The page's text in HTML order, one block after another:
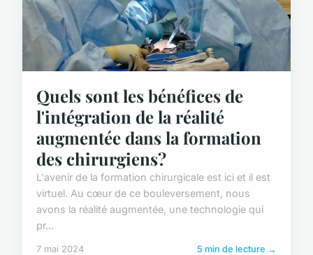
Quels sont les bénéfices de
l'intégration de la réalité
augmentée dans la formation
des chirurgiens?
L'avenir de la formation chirurgicale est ici et il est
virtuel. Au cœur de ce bouleversement, nous
avons la réalité augmentée, une technologie qui
pr...
7 mai 2024 5 min de lecture →